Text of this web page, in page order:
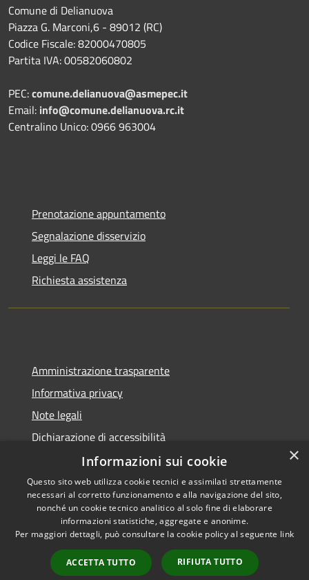
Comune di Delianuova
Piazza G. Marconi,6 - 89012 (RC)
Codice Fiscale: 82000470805
Partita IVA: 00582060802
PEC:comune.delianuova@asmepec.it
Email: info@comune.delianuova.rc.it
Centralino Unico: 0966 963004
Prenotazione appuntamento
Segnalazione disservizio
Leggi le FAQ
Richiesta assistenza
Amministrazione trasparente
Informativa privacy
Note legali
Dichiarazione di accessibilità
Accessibilità
Privacy
Mappa del sito
Copyright © 2026 • Comune di
Delianuova • Powered by
Municipium•Accesso
redazione
×
Informazioni sui cookie
Questo sito web utilizza cookie tecnici e assimilati strettamente
necessari al corretto funzionamento e alla navigazione del sito,
nonché un cookie tecnico analitico al solo fine di elaborare
informazioni statistiche, aggregate e anonime.
Per maggiori dettagli, può consultare la cookie policy al seguente link
ACCETTA TUTTO RIFIUTA TUTTO